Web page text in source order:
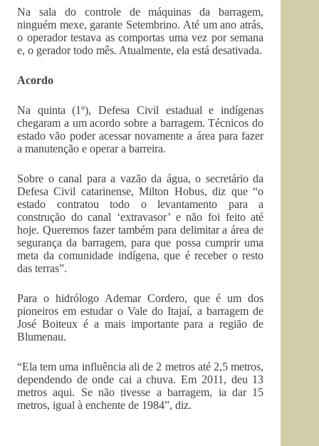
Na sala do controle de máquinas da barragem,
ninguém mexe, garante Setembrino. Até um ano atrás,
o operador testava as comportas uma vez por semana
e, o gerador todo mês. Atualmente, ela está desativada.
Acordo
Na quinta (1º), Defesa Civil estadual e indígenas
chegaram a um acordo sobre a barragem. Técnicos do
estado vão poder acessar novamente a área para fazer
a manutenção e operar a barreira.
Sobre o canal para a vazão da água, o secretário da
Defesa Civil catarinense, Milton Hobus, diz que “o
estado contratou todo o levantamento para a
construção do canal ‘extravasor’ e não foi feito até
hoje. Queremos fazer também para delimitar a área de
segurança da barragem, para que possa cumprir uma
meta da comunidade indígena, que é receber o resto
das terras”.
Para o hidrólogo Ademar Cordero, que é um dos
pioneiros em estudar o Vale do Itajaí, a barragem de
José Boiteux é a mais importante para a região de
Blumenau.
“Ela tem uma influência ali de 2 metros até 2,5 metros,
dependendo de onde cai a chuva. Em 2011, deu 13
metros aqui. Se não tivesse a barragem, ia dar 15
metros, igual à enchente de 1984”, diz.